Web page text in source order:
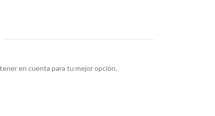
en cuenta para tu mejor opción.